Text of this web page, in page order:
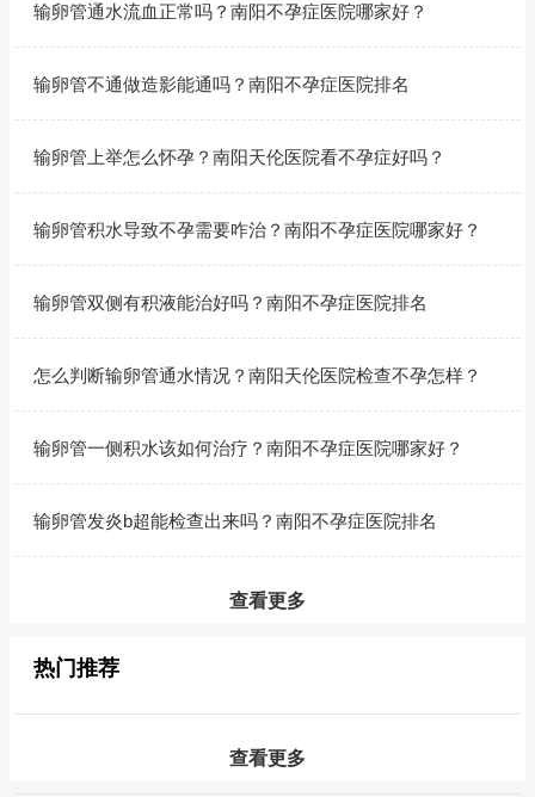
输卵管通水流血正常吗？南阳不孕症医院哪家好？
输卵管不通做造影能通吗？南阳不孕症医院排名
输卵管上举怎么怀孕？南阳天伦医院看不孕症好吗？
输卵管积水导致不孕需要咋治？南阳不孕症医院哪家好？
输卵管双侧有积液能治好吗？南阳不孕症医院排名
怎么判断输卵管通水情况？南阳天伦医院检查不孕怎样？
输卵管一侧积水该如何治疗？南阳不孕症医院哪家好？
输卵管发炎b超能检查出来吗？南阳不孕症医院排名
查看更多
热门推荐
查看更多